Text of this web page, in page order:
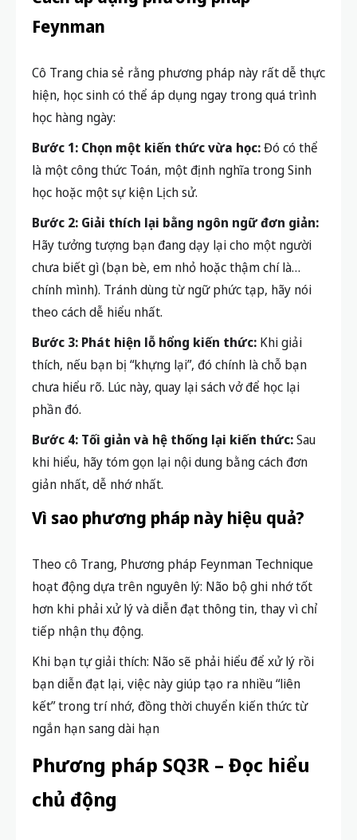
Feynman
Cô Trang chia sẻ rằng phương pháp này rất dễ thực
hiện, học sinh có thể áp dụng ngay trong quá trình
học hàng ngày:
Bước 1: Chọn một kiến thức vừa học:Đó có thể
là một công thức Toán, một định nghĩa trong Sinh
học hoặc một sự kiện Lịch sử.
Bước 2: Giải thích lại bằng ngôn ngữ đơn giản:
Hãy tưởng tượng bạn đang dạy lại cho một người
chưa biết gì (bạn bè, em nhỏ hoặc thậm chí là…
chính mình). Tránh dùng từ ngữ phức tạp, hãy nói
theo cách dễ hiểu nhất.
Bước 3: Phát hiện lỗ hổng kiến thức: Khi giải
thích, nếu bạn bị “khựng lại”, đó chính là chỗ bạn
chưa hiểu rõ. Lúc này, quay lại sách vở để học lại
phần đó.
Bước 4: Tối giản và hệ thống lại kiến thức:Sau
khi hiểu, hãy tóm gọn lại nội dung bằng cách đơn
giản nhất, dễ nhớ nhất.
Vì sao phương pháp này hiệu quả?
Theo cô Trang, Phương pháp Feynman Technique
hoạt động dựa trên nguyên lý: Não bộ ghi nhớ tốt
hơn khi phải xử lý và diễn đạt thông tin, thay vì chỉ
tiếp nhận thụ động.
Khi bạn tự giải thích: Não sẽ phải hiểu để xử lý rồi
bạn diễn đạt lại, việc này giúp tạo ra nhiều “liên
kết” trong trí nhớ, đồng thời chuyển kiến thức từ
ngắn hạn sang dài hạn
Phương pháp SQ3R – Đọc hiểu
chủ động